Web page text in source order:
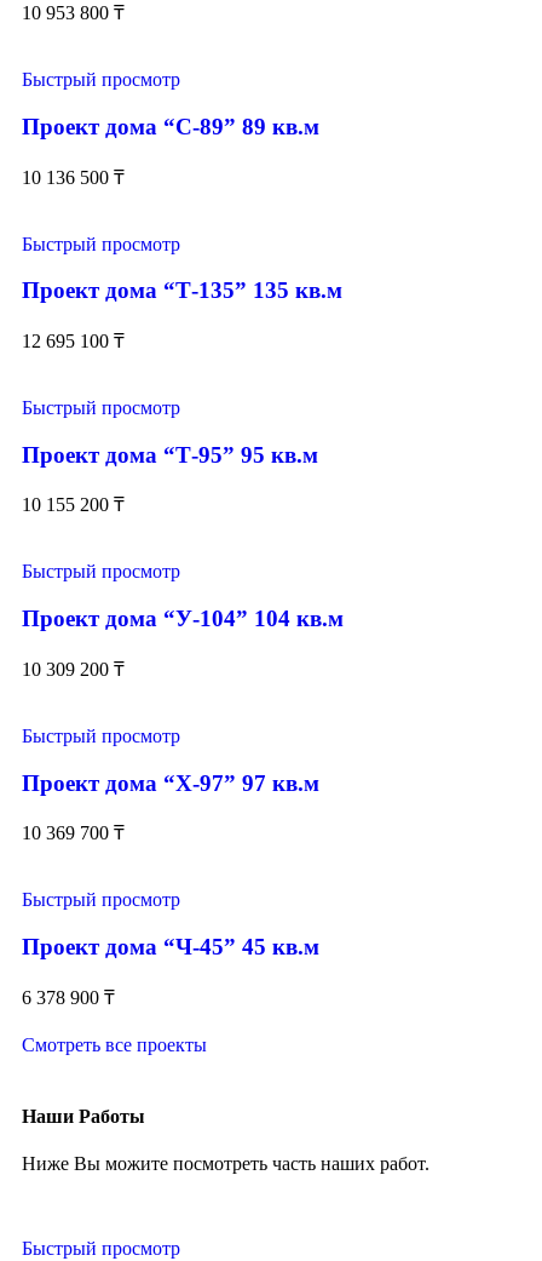
10 953 800 ₸
Быстрый просмотр
Проект дома “С-89” 89 кв.м
10 136 500 ₸
Быстрый просмотр
Проект дома “Т-135” 135 кв.м
12 695 100 ₸
Быстрый просмотр
Проект дома “Т-95” 95 кв.м
10 155 200 ₸
Быстрый просмотр
Проект дома “У-104” 104 кв.м
10 309 200 ₸
Быстрый просмотр
Проект дома “Х-97” 97 кв.м
10 369 700 ₸
Быстрый просмотр
Проект дома “Ч-45” 45 кв.м
6 378 900 ₸
Смотреть все проекты
Наши Работы
Ниже Вы можите посмотреть часть наших работ.
Быстрый просмотр